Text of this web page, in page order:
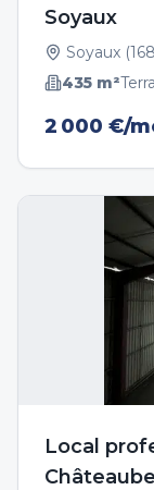
Soyaux
Soyaux (
435 m²
2 000 €/
Local